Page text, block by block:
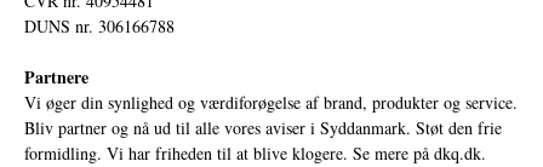
DUNS nr. 306166788
Partnere
Vi øger din synlighed og værdiforøgelse af brand, produkter og service.
Bliv partner og nå ud til alle vores aviser i Syddanmark. Støt den frie
formidling. Vi har friheden til at blive klogere. Se mere på dkq.dk.